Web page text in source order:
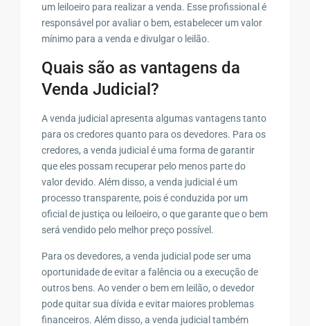
um leiloeiro para realizar a venda. Esse profissional é
responsável por avaliar o bem, estabelecer um valor
mínimo para a venda e divulgar o leilão.
Quais são as vantagens da
Venda Judicial?
A venda judicial apresenta algumas vantagens tanto
para os credores quanto para os devedores. Para os
credores, a venda judicial é uma forma de garantir
que eles possam recuperar pelo menos parte do
valor devido. Além disso, a venda judicial é um
processo transparente, pois é conduzida por um
oficial de justiça ou leiloeiro, o que garante que o bem
será vendido pelo melhor preço possível.
Para os devedores, a venda judicial pode ser uma
oportunidade de evitar a falência ou a execução de
outros bens. Ao vender o bem em leilão, o devedor
pode quitar sua dívida e evitar maiores problemas
financeiros. Além disso, a venda judicial também